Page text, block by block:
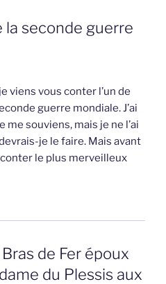
la seconde guerre
viens vous conter l’un de
guerre mondiale. J’ai
souviens, mais je ne l’ai
je le faire. Mais avant
le plus merveilleux
de Fer époux
du Plessis aux